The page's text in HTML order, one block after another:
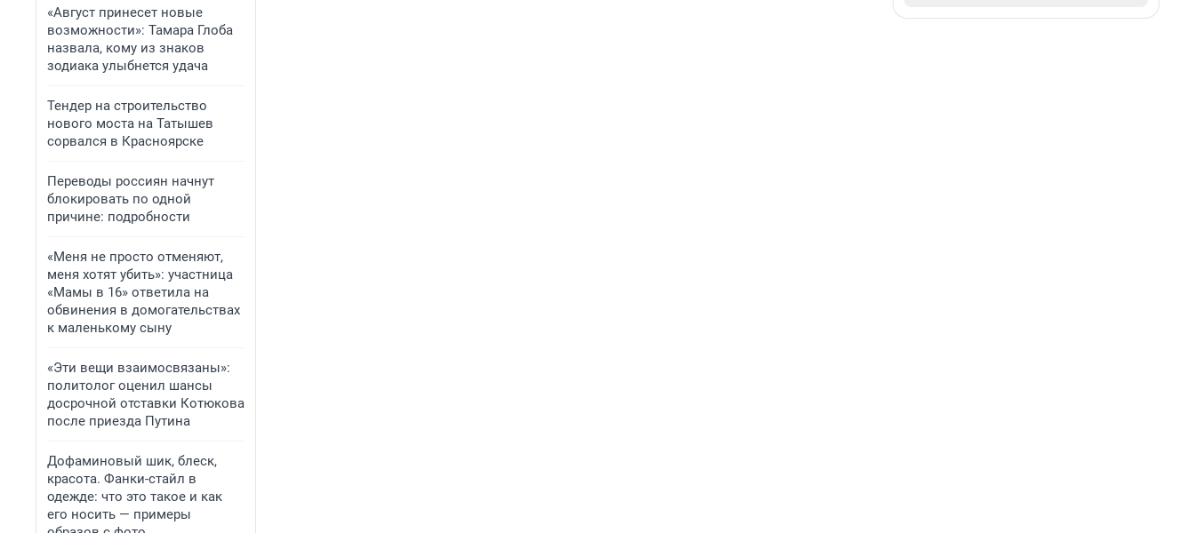
«Август принесет новые
возможности»: Тамара Глоба
назвала, кому из знаков
зодиака улыбнется удача
Тендер на строительство
нового моста на Татышев
сорвался в Красноярске
Переводы россиян начнут
блокировать по одной
причине: подробности
«Меня не просто отменяют,
меня хотят убить»: участница
«Мамы в 16» ответила на
обвинения в домогательствах
к маленькому сыну
«Эти вещи взаимосвязаны»:
политолог оценил шансы
досрочной отставки Котюкова
после приезда Путина
Дофаминовый шик, блеск,
красота. Фанки-стайл в
одежде: что это такое и как
его носить — примеры